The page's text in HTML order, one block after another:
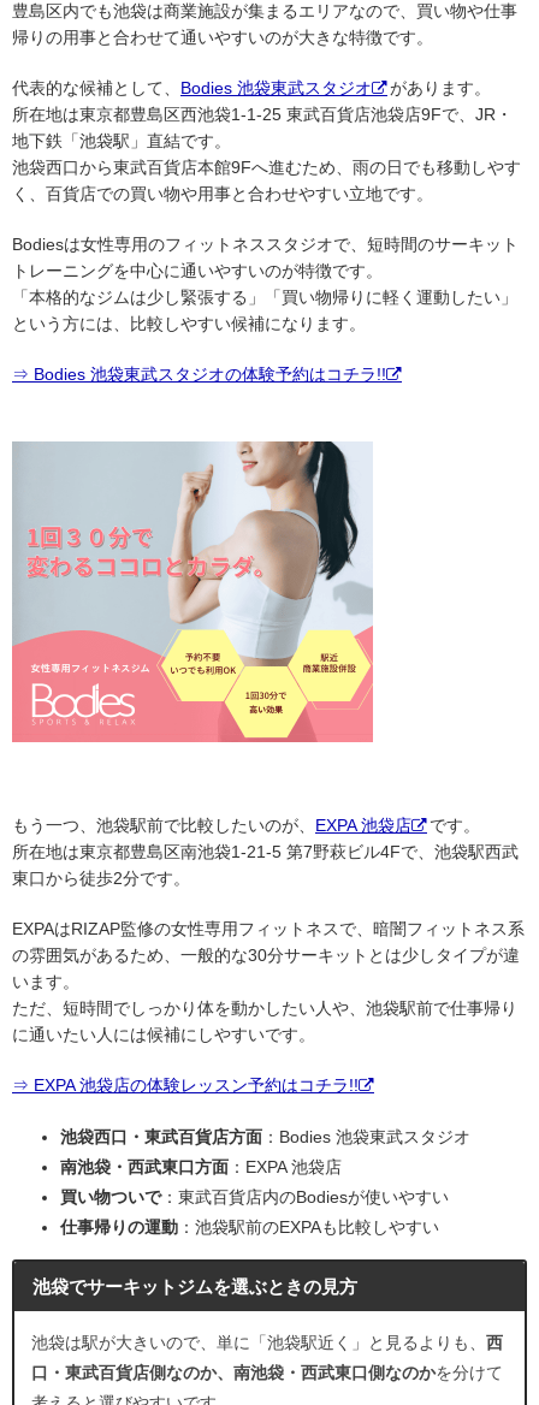
豊島区内でも池袋は商業施設が集まるエリアなので、買い物や仕事
帰りの用事と合わせて通いやすいのが大きな特徴です。
代表的な候補として、 Bodies 池袋東武スタジオ
があります。
所在地は東京都豊島区西池袋1-1-25 東武百貨店池袋店9Fで、JR・
地下鉄「池袋駅」直結です。
池袋西口から東武百貨店本館9Fへ進むため、雨の日でも移動しやす
く、百貨店での買い物や用事と合わせやすい立地です。
Bodiesは女性専用のフィットネススタジオで、短時間のサーキット
トレーニングを中心に通いやすいのが特徴です。
「本格的なジムは少し緊張する」「買い物帰りに軽く運動したい」
という方には、比較しやすい候補になります。
⇒ Bodies 池袋東武スタジオの体験予約はコチラ!!
もう一つ、池袋駅前で比較したいのが、 EXPA 池袋店
です。
所在地は東京都豊島区南池袋1-21-5 第7野萩ビル4Fで、池袋駅西武
東口から徒歩2分です。
EXPAはRIZAP監修の女性専用フィットネスで、暗闇フィットネス系
の雰囲気があるため、一般的な30分サーキットとは少しタイプが違
います。
ただ、短時間でしっかり体を動かしたい人や、池袋駅前で仕事帰り
に通いたい人には候補にしやすいです。
⇒ EXPA 池袋店の体験レッスン予約はコチラ!!
池袋西口・東武百貨店方面 ：Bodies 池袋東武スタジオ
南池袋・西武東口方面 ：EXPA 池袋店
買い物ついで：東武百貨店内のBodiesが使いやすい
仕事帰りの運動 ：池袋駅前のEXPAも比較しやすい
池袋でサーキットジムを選ぶときの見方
池袋は駅が大きいので、単に「池袋駅近く」と見るよりも、 西
口・東武百貨店側なのか、南池袋・西武東口側なのかを分けて